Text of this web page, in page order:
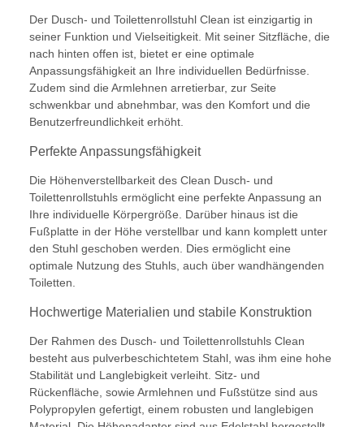
Der Dusch- und Toilettenrollstuhl Clean ist einzigartig in
seiner Funktion und Vielseitigkeit. Mit seiner Sitzfläche, die
nach hinten offen ist, bietet er eine optimale
Anpassungsfähigkeit an Ihre individuellen Bedürfnisse.
Zudem sind die Armlehnen arretierbar, zur Seite
schwenkbar und abnehmbar, was den Komfort und die
Benutzerfreundlichkeit erhöht.
Perfekte Anpassungsfähigkeit
Die Höhenverstellbarkeit des Clean Dusch- und
Toilettenrollstuhls ermöglicht eine perfekte Anpassung an
Ihre individuelle Körpergröße. Darüber hinaus ist die
Fußplatte in der Höhe verstellbar und kann komplett unter
den Stuhl geschoben werden. Dies ermöglicht eine
optimale Nutzung des Stuhls, auch über wandhängenden
Toiletten.
Hochwertige Materialien und stabile Konstruktion
Der Rahmen des Dusch- und Toilettenrollstuhls Clean
besteht aus pulverbeschichtetem Stahl, was ihm eine hohe
Stabilität und Langlebigkeit verleiht. Sitz- und
Rückenfläche, sowie Armlehnen und Fußstütze sind aus
Polypropylen gefertigt, einem robusten und langlebigen